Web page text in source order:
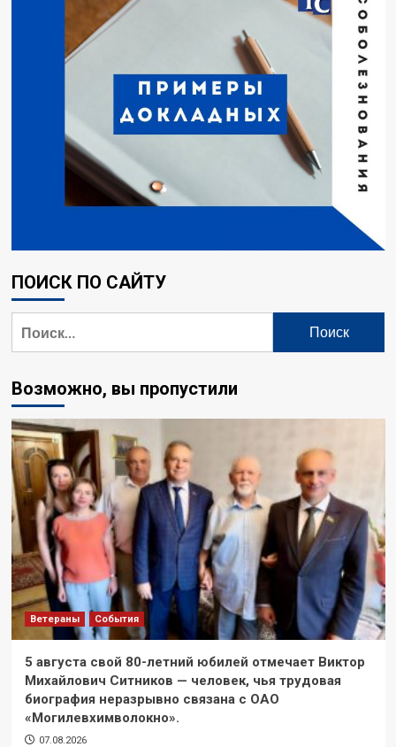
ПОИСК ПО САЙТУ
Возможно, вы пропустили
Ветераны События
5 августа свой 80-летний юбилей отмечает Виктор
Михайлович Ситников — человек, чья трудовая
биография неразрывно связана с ОАО
«Могилевхимволокно».
07.08.2026